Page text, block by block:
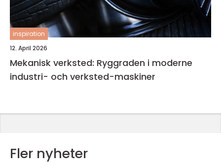
inspiration
12. April 2026
Mekanisk verksted: Ryggraden i moderne
industri- och verksted-maskiner
Fler nyheter